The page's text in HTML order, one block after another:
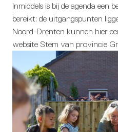
Inmiddels is bij de agenda een
bereikt: de uitgangspunten
Noord-Drenten kunnen hier
website Stem van provincie